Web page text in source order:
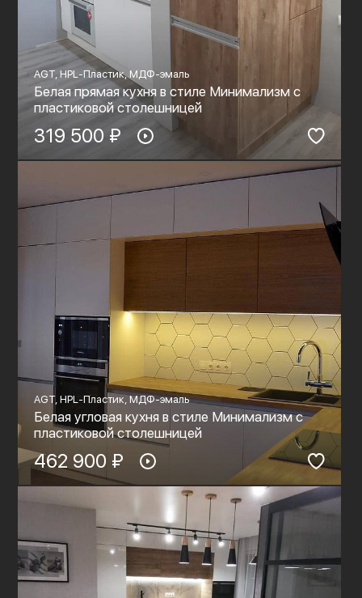
AGT, HPL-Пластик, МДФ-эмаль
Белая прямая кухня в стиле Минимализм с
пластиковой столешницей
319 500 ₽
AGT, HPL-Пластик, МДФ-эмаль
Белая угловая кухня в стиле Минимализм с
пластиковой столешницей
462 900 ₽